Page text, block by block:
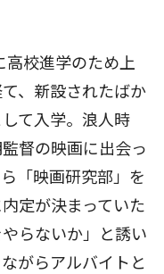
校進学のため上
、新設されたばか
て入学。浪人時
督の映画に出会っ
「映画研究部」を
定が決まっていた
らないか」と誘い
がらアルバイトと